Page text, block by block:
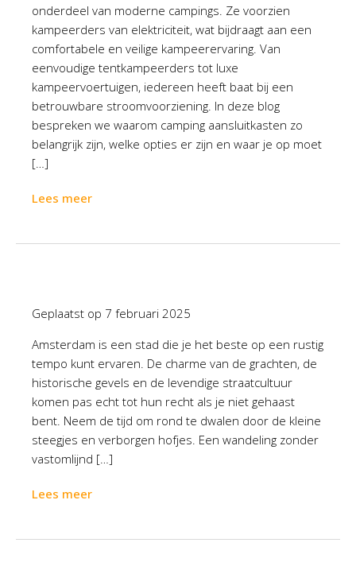
onderdeel van moderne campings. Ze voorzien
kampeerders van elektriciteit, wat bijdraagt aan een
comfortabele en veilige kampeerervaring. Van
eenvoudige tentkampeerders tot luxe
kampeervoertuigen, iedereen heeft baat bij een
betrouwbare stroomvoorziening. In deze blog
bespreken we waarom camping aansluitkasten zo
belangrijk zijn, welke opties er zijn en waar je op moet
[…]
Lees meer
Geplaatst op 7 februari 2025
Amsterdam is een stad die je het beste op een rustig
tempo kunt ervaren. De charme van de grachten, de
historische gevels en de levendige straatcultuur
komen pas echt tot hun recht als je niet gehaast
bent. Neem de tijd om rond te dwalen door de kleine
steegjes en verborgen hofjes. Een wandeling zonder
vastomlijnd […]
Lees meer